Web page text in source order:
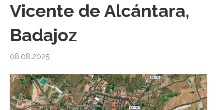
Vicente de Alcántara,
Badajoz
08.08.2025